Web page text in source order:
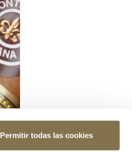
Permitir todas las cookies